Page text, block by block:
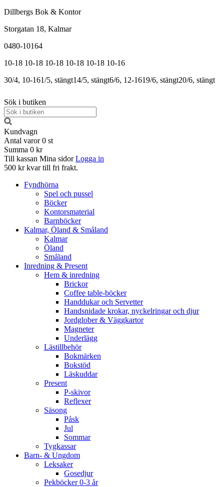
Dillbergs Bok & Kontor
Storgatan 18, Kalmar
0480-10164
10-18 10-18 10-18 10-18 10-18 10-16
30/4, 10-161/5, stängt14/5, stängt6/6, 12-1619/6, stängt20/6, stängt
Sök i butiken
Kundvagn
Antal varor 0 st
Summa 0 kr
Till kassan Mina sidor Logga in
500 kr kvar till fri frakt.
Fyndhörna
Spel och pussel
Böcker
Kontorsmaterial
Barnböcker
Kalmar, Öland & Småland
Kalmar
Öland
Småland
Inredning & Present
Hem & inredning
Brickor
Coffee table-böcker
Handdukar och Servetter
Handsnidade krokar, nyckelringar och djur
Jordglober & Väggkartor
Magneter
Underlägg
Lästillbehör
Bokmärken
Bokstöd
Läskuddar
Present
P-skivor
Reflexer
Säsong
Påsk
Jul
Sommar
Tygkassar
Barn- & Ungdom
Leksaker
Gosedjur
Pekböcker 0-3 år